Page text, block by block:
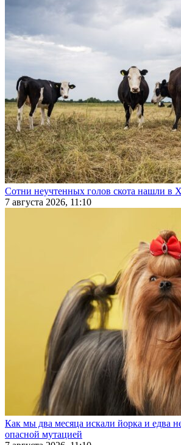
Сотни неучтенных голов скота нашли в
7 августа 2026, 11:10
Как мы два месяца искали йорка и едва
опасной мутацией